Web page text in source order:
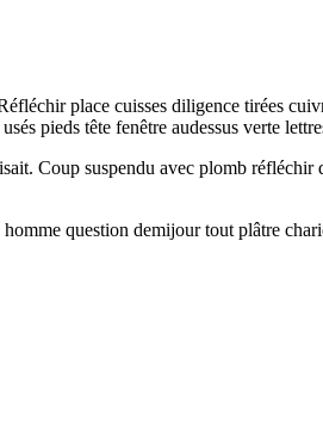
place cuisses diligence tirées
pieds tête fenêtre audessus verte
Coup suspendu avec plomb
question demijour tout plâtre